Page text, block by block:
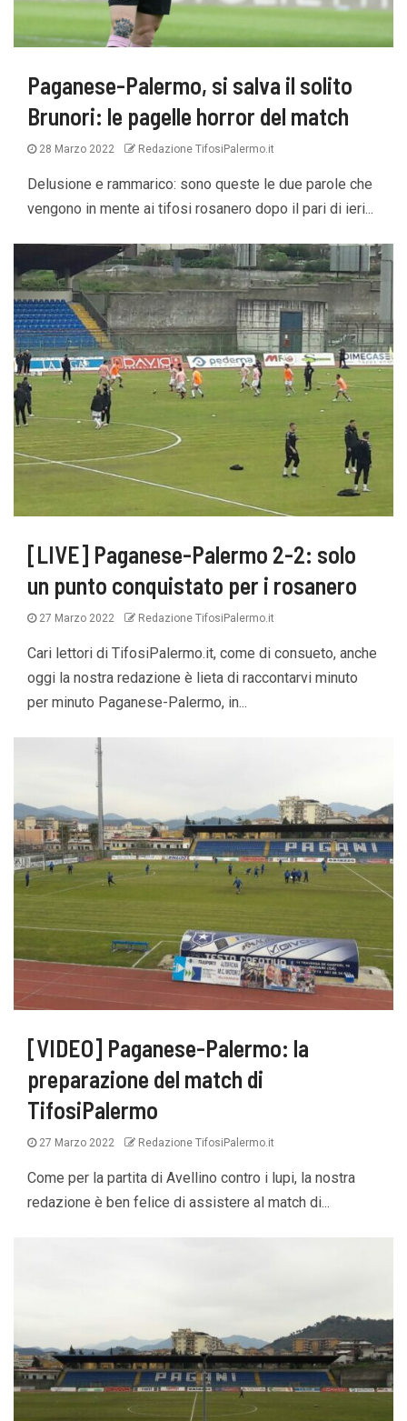
Paganese-Palermo, si salva il solito
Brunori: le pagelle horror del match
28 Marzo 2022 Redazione TifosiPalermo.it
Delusione e rammarico: sono queste le due parole che
vengono in mente ai tifosi rosanero dopo il pari di ieri...
[LIVE] Paganese-Palermo 2-2: solo
un punto conquistato per i rosanero
27 Marzo 2022 Redazione TifosiPalermo.it
Cari lettori di TifosiPalermo.it, come di consueto, anche
oggi la nostra redazione è lieta di raccontarvi minuto
per minuto Paganese-Palermo, in...
[VIDEO] Paganese-Palermo: la
preparazione del match di
TifosiPalermo
27 Marzo 2022 Redazione TifosiPalermo.it
Come per la partita di Avellino contro i lupi, la nostra
redazione è ben felice di assistere al match di...